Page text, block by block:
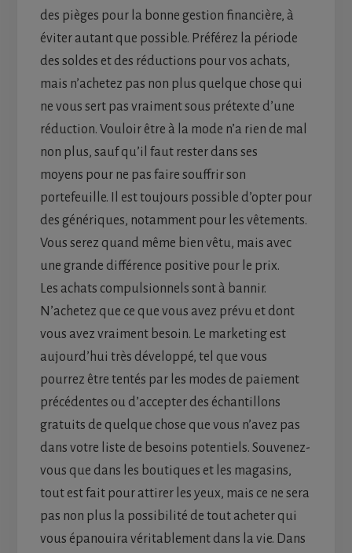
des pièges pour la bonne gestion financière, à
éviter autant que possible. Préférez la période
des soldes et des réductions pour vos achats,
mais n’achetez pas non plus quelque chose qui
ne vous sert pas vraiment sous prétexte d’une
réduction. Vouloir être à la mode n’a rien de mal
non plus, sauf qu’il faut rester dans ses
moyens pour ne pas faire souffrir son
portefeuille. Il est toujours possible d’opter pour
des génériques, notamment pour les vêtements.
Vous serez quand même bien vêtu, mais avec
une grande différence positive pour le prix.
Les achats compulsionnels sont à bannir.
N’achetez que ce que vous avez prévu et dont
vous avez vraiment besoin. Le marketing est
aujourd’hui très développé, tel que vous
pourrez être tentés par les modes de paiement
précédentes ou d’accepter des échantillons
gratuits de quelque chose que vous n’avez pas
dans votre liste de besoins potentiels. Souvenez-
vous que dans les boutiques et les magasins,
tout est fait pour attirer les yeux, mais ce ne sera
pas non plus la possibilité de tout acheter qui
vous épanouira véritablement dans la vie. Dans